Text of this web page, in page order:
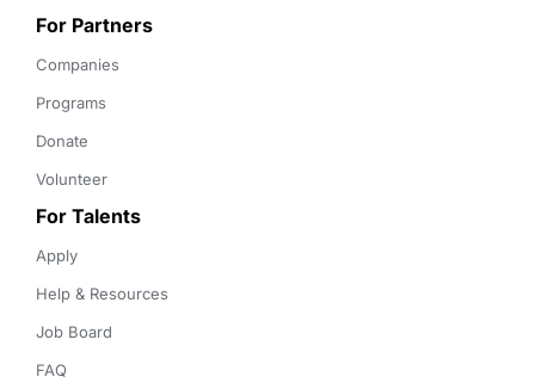
For Partners
Companies
Programs
Donate
Volunteer
For Talents
Apply
Help & Resources
Job Board
FAQ